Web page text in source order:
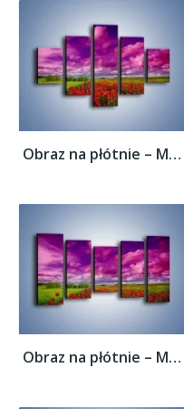
Obraz na płótnie – Maki nad fioletowymi...
Obraz na płótnie – Maki nad fioletowymi...